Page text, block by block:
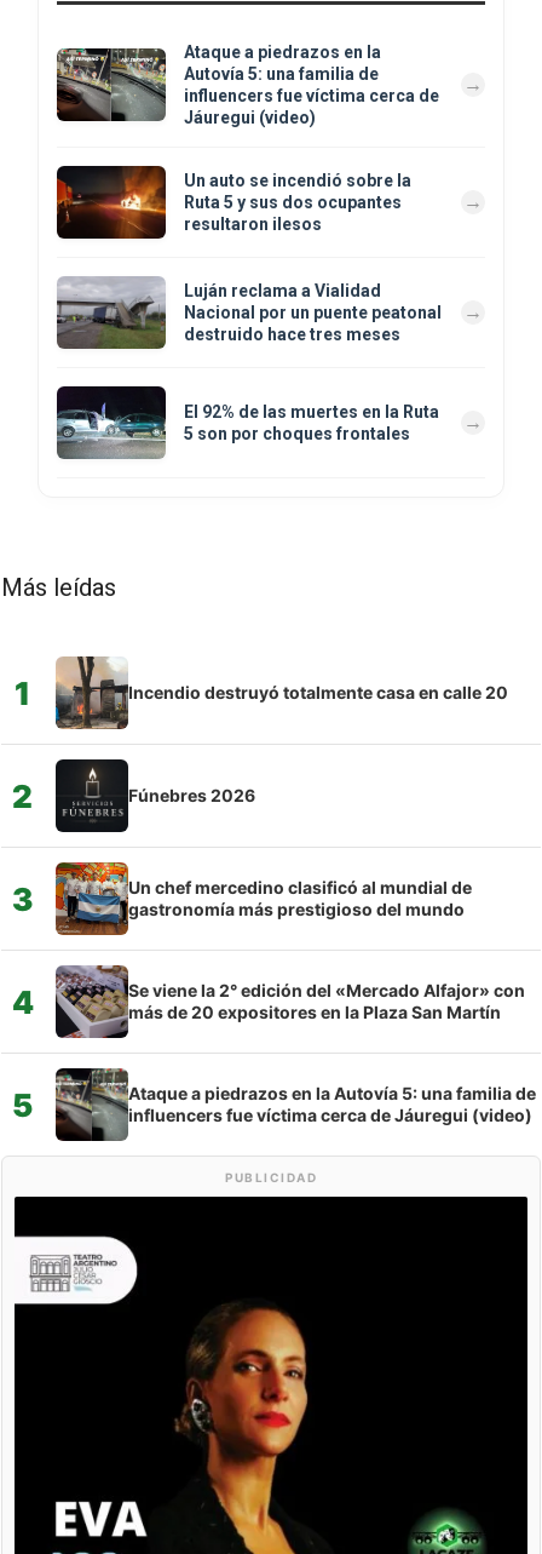
Ataque a piedrazos en la
Autovía 5: una familia de
influencers fue víctima cerca de
Jáuregui (video)
Un auto se incendió sobre la
Ruta 5 y sus dos ocupantes
resultaron ilesos
Luján reclama a Vialidad
Nacional por un puente peatonal
destruido hace tres meses
El 92% de las muertes en la Ruta
5 son por choques frontales
Más leídas
1 Incendio destruyó totalmente casa en calle 20
2 Fúnebres 2026
3
Un chef mercedino clasificó al mundial de
gastronomía más prestigioso del mundo
4
Se viene la 2° edición del «Mercado Alfajor» con
más de 20 expositores en la Plaza San Martín
5
Ataque a piedrazos en la Autovía 5: una familia de
influencers fue víctima cerca de Jáuregui (video)
PUBLICIDAD